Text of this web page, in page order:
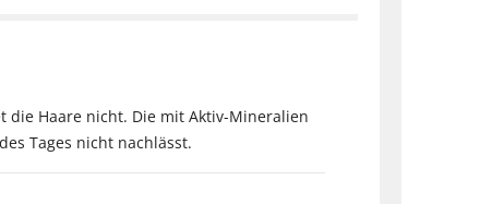
die Haare nicht. Die mit Aktiv-Mineralien
Tages nicht nachlässt.